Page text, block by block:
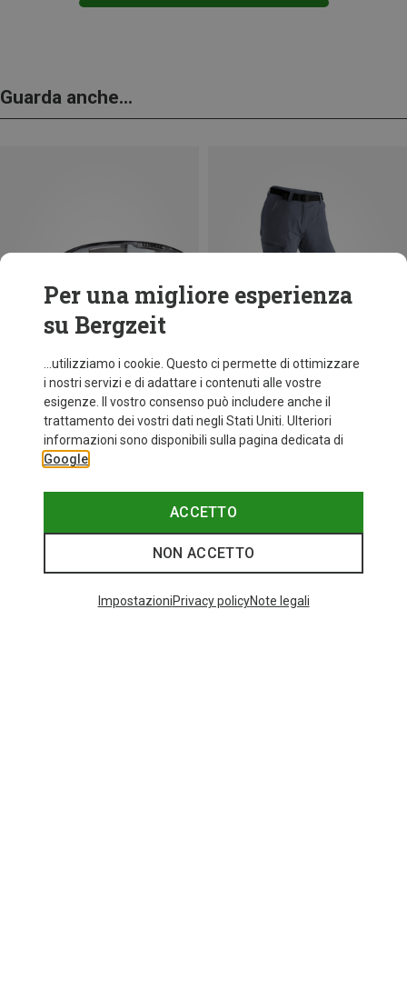
Guarda anche...
Risparmi 25% fino a 31%
Per una migliore esperienza
su Bergzeit
...utilizziamo i cookie. Questo ci permette di ottimizzare
i nostri servizi e di adattare i contenuti alle vostre
esigenze. Il vostro consenso può includere anche il
trattamento dei vostri dati negli Stati Uniti. Ulteriori
informazioni sono disponibili sulla pagina dedicata di
Google
ACCETTO
NON ACCETTO
ImpostazioniPrivacy policyNote legali